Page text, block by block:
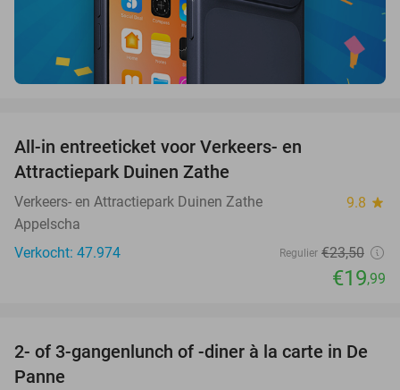
All-in entreeticket voor Verkeers- en
Attractiepark Duinen Zathe
Verkeers- en Attractiepark Duinen Zathe 9.8 star
Appelscha
Verkocht: 47.974
Regulier €23,50
€19,99
39%
2- of 3-gangenlunch of -diner à la carte in De
Panne